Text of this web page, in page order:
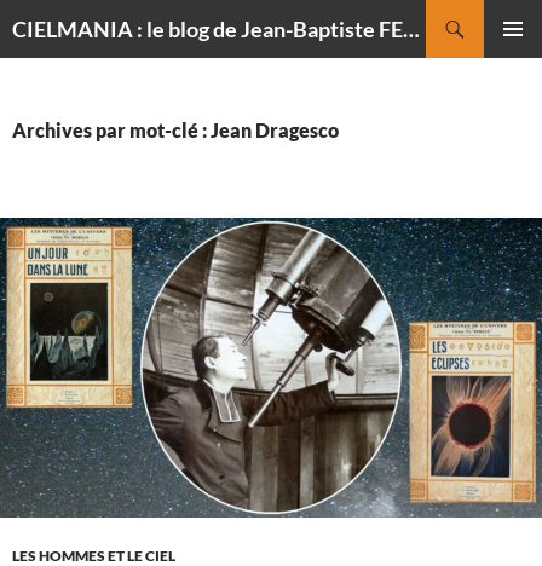
CIELMANIA : le blog de Jean-Baptiste FELDMANN, photographe du ciel
Archives par mot-clé : Jean Dragesco
LES HOMMES ET LE CIEL